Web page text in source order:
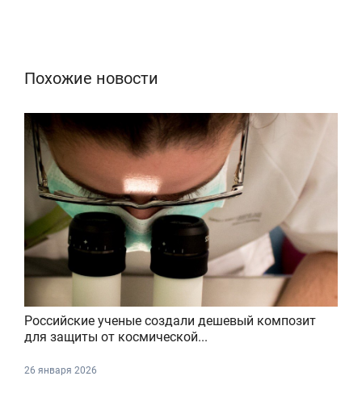
Похожие новости
Российские ученые создали дешевый композит
для защиты от космической...
26 января 2026